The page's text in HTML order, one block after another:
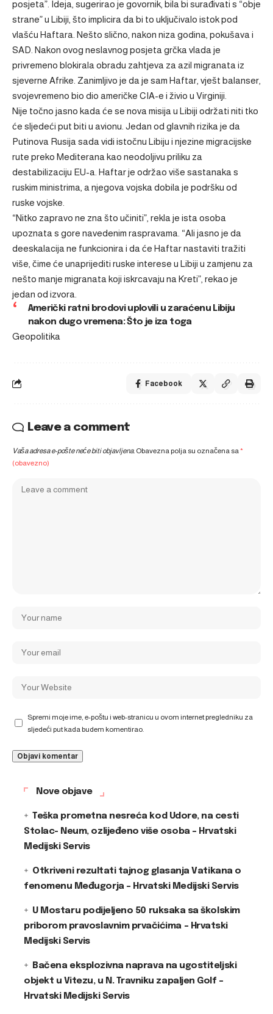
posjeta”. Ideja, sugerirao je govornik, bila bi surađivati s “obje
strane” u Libiji, što implicira da bi to uključivalo istok pod
vlašću Haftara. Nešto slično, nakon niza godina, pokušava i
SAD . Nakon ovog neslavnog posjeta grčka vlada je
privremeno blokirala obradu zahtjeva za azil migranata iz
sjeverne Afrike . Zanimljivo je da je sam Haftar, vješt balanser,
svojevremeno bio dio američke CIA-e i živio u Virginiji
Nije točno jasno kada će se nova misija u Libiji održati niti tko
će sljedeći put biti u avionu. Jedan od glavnih rizika je da
Putinova Rusija sada vidi istočnu Libiju i njezine migracijske
rute preko Mediterana kao neodoljivu priliku za
destabilizaciju EU-a. Haftar je održao više sastanaka s
ruskim ministrima, a njegova vojska dobila je podršku od
ruske vojske
“Nitko zapravo ne zna što učiniti”, rekla je ista osoba
upoznata s gore navedenim raspravama. “Ali jasno je da
deeskalacija ne funkcionira i da će Haftar nastaviti tražiti
više, čime će unaprijediti ruske interese u Libiji u zamjenu za
nešto manje migranata koji iskrcavaju na Kreti”, rekao je
jedan od izvora.
Američki ratni brodovi uplovili u zaraćenu Libiju
nakon dugo vremena: Što je iza toga
Geopolitika
Facebook
Leave a comment
Vaša adresa e-pošte neće biti objavljena. Obavezna polja su označena sa *
(obavezno)
Spremi moje ime, e-poštu i web-stranicu u ovom internet pregledniku za
sljedeći put kada budem komentirao.
Nove objave
Teška prometna nesreća kod Udore, na cesti
Stolac- Neum, ozlijeđeno više osoba – Hrvatski
Medijski Servis
Otkriveni rezultati tajnog glasanja Vatikana o
fenomenu Međugorja – Hrvatski Medijski Servis
U Mostaru podijeljeno 50 ruksaka sa školskim
priborom pravoslavnim prvačićima – Hrvatski
Medijski Servis
Bačena eksplozivna naprava na ugostiteljski
objekt u Vitezu, u N. Travniku zapaljen Golf –
Hrvatski Medijski Servis